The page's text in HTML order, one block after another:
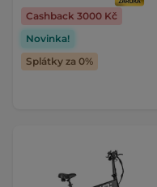
Cashback 3000 Kč
Novinka!
Splátky za 0%